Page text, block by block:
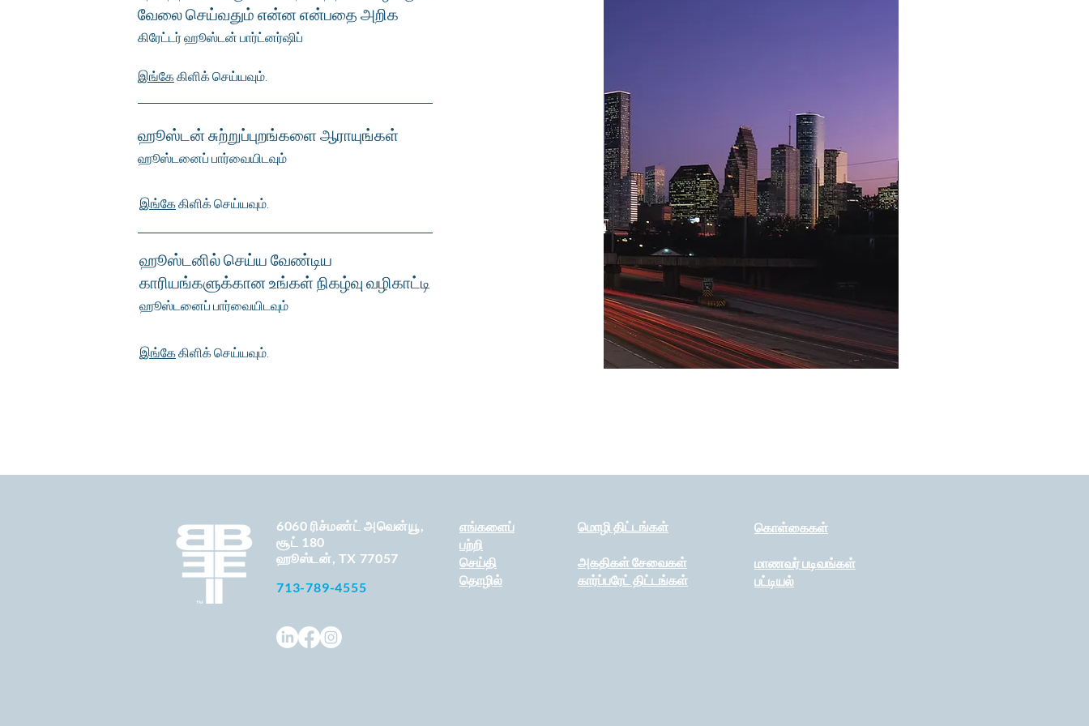
வேலை செய்வதும் என்ன என்பதை அறிக
கிரேட்டர் ஹூஸ்டன் பார்ட்னர்ஷிப்
இங்கேகிளிக் செய்யவும்.
ஹூஸ்டன் சுற்றுப்புறங்களை ஆராயுங்கள்
ஹூஸ்டனைப் பார்வையிடவும்
இங்கேகிளிக் செய்யவும்.
ஹூஸ்டனில் செய்ய வேண்டிய
காரியங்களுக்கான உங்கள் நிகழ்வு வழிகாட்டி
ஹூஸ்டனைப் பார்வையிடவும்
இங்கேகிளிக் செய்யவும்.
6060 ரிச்மண்ட் அவென்யூ,
சூட் 180
ஹூஸ்டன், TX 77057
எங்களைப்
பற்றி
செய்தி
தொழில்
713-789-4555
மொழி திட்டங்கள்
அகதிகள் சேவைகள்
கார்ப்பரேட் திட்டங்கள்
கொள்கைகள்
மாணவர் படிவங்கள்
பட்டியல்